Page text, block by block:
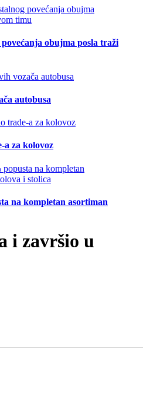
obujma posla traži
autobusa
a za kolovoz
na kompletan asortiman
i završio u